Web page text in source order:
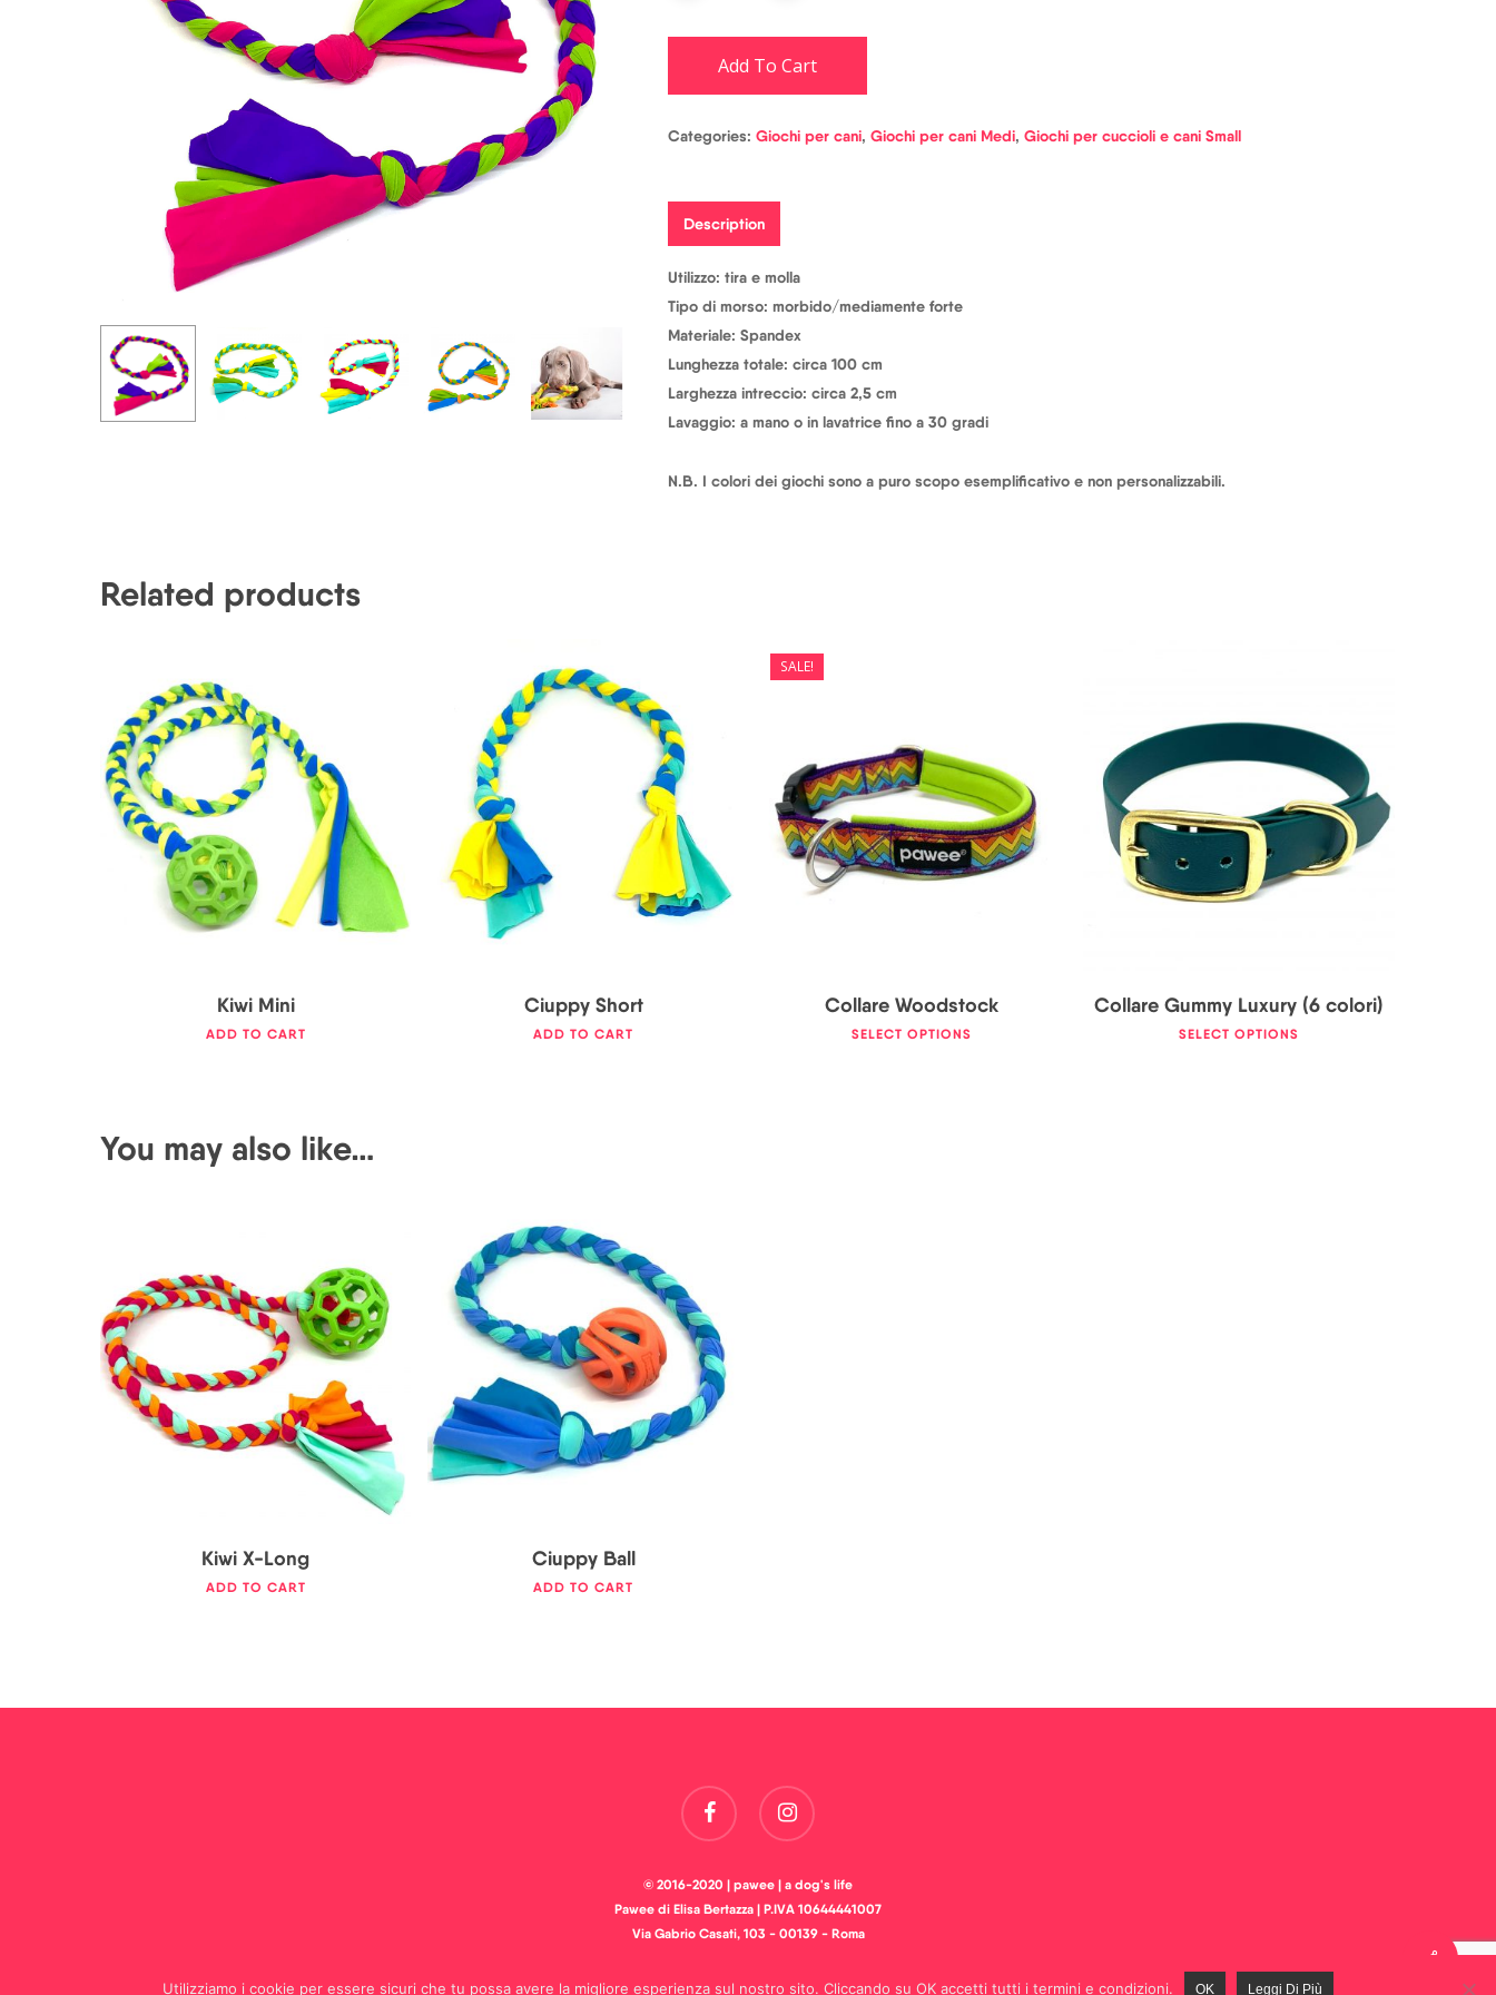
Add To Cart
Categories: Giochi per cani, Giochi per cani Medi, Giochi per cuccioli e cani Small
Description
Utilizzo: tira e molla
Tipo di morso: morbido/mediamente forte
Materiale: Spandex
Lunghezza totale: circa 100 cm
Larghezza intreccio: circa 2,5 cm
Lavaggio: a mano o in lavatrice fino a 30 gradi
N.B. I colori dei giochi sono a puro scopo esemplificativo e non personalizzabili.
Related products
17,00 €
Kiwi Mini
ADD TO CART
Ciuppy Short
ADD TO CART
SALE!
19,13€ 22,50€
Collare Woodstock
SELECT OPTIONS
20,50 24,50€
Collare Gummy Luxury (6 colori)
SELECT OPTIONS
You may also like…
25,00€
Kiwi X-Long
ADD TO CART
18,00€
Ciuppy Ball
ADD TO CART
facebook instagram
© 2016-2020 | pawee | a dog's life
Pawee di Elisa Bertazza | P.IVA 10644441007
Via Gabrio Casati, 103 - 00139 - Roma
Utilizziamo i cookie per essere sicuri che tu possa avere la migliore esperienza sul nostro sito. Cliccando su OK accetti tutti i termini e condizioni. OK Leggi Di Più